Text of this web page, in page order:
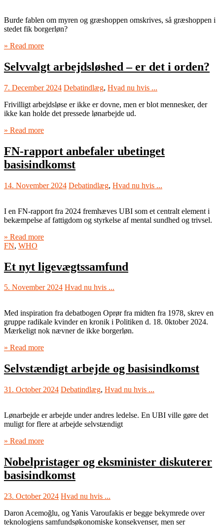
Burde fablen om myren og græshoppen omskrives, så græshoppen i
stedet fik borgerløn?
» Read more
Selvvalgt arbejdsløshed – er det i orden?
7. December 2024 Debatindlæg, Hvad nu hvis ...
Frivilligt arbejdsløse er ikke er dovne, men er blot mennesker, der
ikke kan holde det pressede lønarbejde ud.
» Read more
FN-rapport anbefaler ubetinget
basisindkomst
14. November 2024 Debatindlæg, Hvad nu hvis ...
I en FN-rapport fra 2024 fremhæves UBI som et centralt element i
bekæmpelse af fattigdom og styrkelse af mental sundhed og trivsel.
» Read more
FN, WHO
Et nyt ligevægtssamfund
5. November 2024 Hvad nu hvis ...
Med inspiration fra debatbogen Oprør fra midten fra 1978, skrev en
gruppe radikale kvinder en kronik i Politiken d. 18. 0ktober 2024.
Mærkeligt nok nævner de ikke borgerløn.
» Read more
Selvstændigt arbejde og basisindkomst
31. October 2024 Debatindlæg, Hvad nu hvis ...
Lønarbejde er arbejde under andres ledelse. En UBI ville gøre det
muligt for flere at arbejde selvstændigt
» Read more
Nobelpristager og eksminister diskuterer
basisindkomst
23. October 2024 Hvad nu hvis ...
Daron Acemoğlu, og Yanis Varoufakis er begge bekymrede over
teknologiens samfundsøkonomiske konsekvenser, men ser